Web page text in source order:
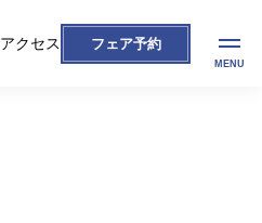
アクセス フェア予約
MENU